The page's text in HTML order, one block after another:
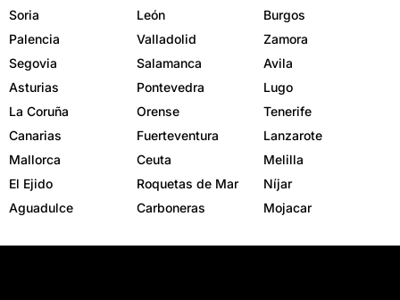
Soria
León
Burgos
Palencia
Valladolid
Zamora
Segovia
Salamanca
Avila
Asturias
Pontevedra
Lugo
La Coruña
Orense
Tenerife
Canarias
Fuerteventura
Lanzarote
Mallorca
Ceuta
Melilla
El Ejido
Roquetas de Mar
Níjar
Aguadulce
Carboneras Mojacar